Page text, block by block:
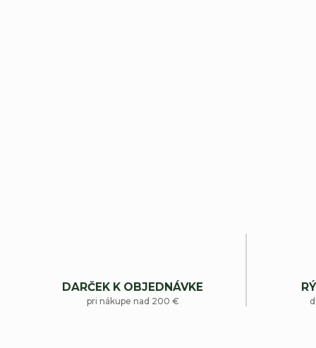
DARČEK K OBJEDNÁVKE
pri nákupe nad 200 €